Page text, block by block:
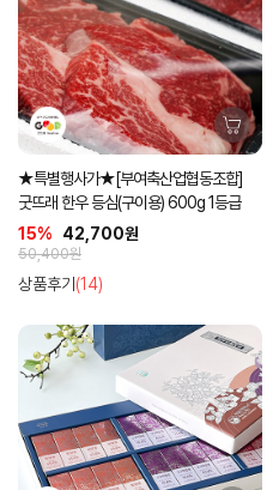
★특별행사가★[부여축산업협동조합]
굿뜨래 한우 등심(구이용) 600g 1등급
15%
42,700원
50,400원
상품후기 (14)